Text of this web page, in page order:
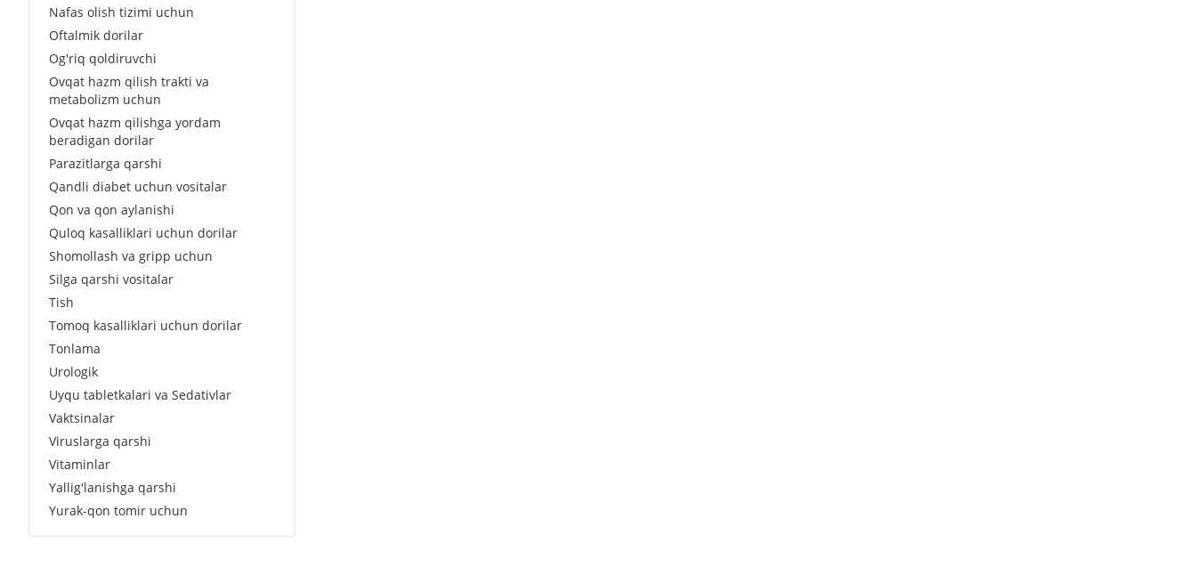
Nafas olish tizimi uchun
Oftalmik dorilar
Og'riq qoldiruvchi
Ovqat hazm qilish trakti va
metabolizm uchun
Ovqat hazm qilishga yordam
beradigan dorilar
Parazitlarga qarshi
Qandli diabet uchun vositalar
Qon va qon aylanishi
Quloq kasalliklari uchun dorilar
Shomollash va gripp uchun
Silga qarshi vositalar
Tish
Tomoq kasalliklari uchun dorilar
Tonlama
Urologik
Uyqu tabletkalari va Sedativlar
Vaktsinalar
Viruslarga qarshi
Vitaminlar
Yallig'lanishga qarshi
Yurak-qon tomir uchun